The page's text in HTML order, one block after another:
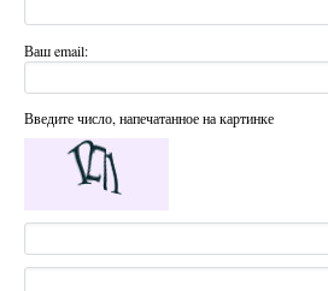
Ваш email:
Введите число, напечатанное на картинке